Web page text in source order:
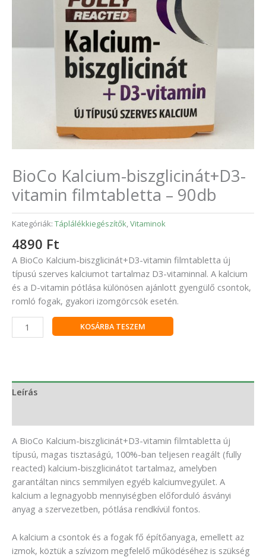
BioCo Kalcium-biszglicinát+D3-
vitamin filmtabletta – 90db
Kategóriák: Táplálékkiegészítők,Vitaminok
4890 Ft
A BioCo Kalcium-biszglicinát+D3-vitamin filmtabletta új
típusú szerves kalciumot tartalmaz D3-vitaminnal. A kalcium
és a D-vitamin pótlása különösen ajánlott gyengülő csontok,
romló fogak, gyakori izomgörcsök esetén.
KOSÁRBA TESZEM
Leírás
A BioCo Kalcium-biszglicinát+D3-vitamin filmtabletta új
típusú, magas tisztaságú, 100%-ban teljesen reagált (fully
reacted) kalcium-biszglicinátot tartalmaz, amelyben
garantáltan nincs semmilyen egyéb kalciumvegyület. A
kalcium a legnagyobb mennyiségben előforduló ásványi
anyag a szervezetben, pótlása rendkívül fontos.
A kalcium a csontok és a fogak fő építőanyaga, emellett az
izmok, köztük a szívizom megfelelő működéséhez is szükség